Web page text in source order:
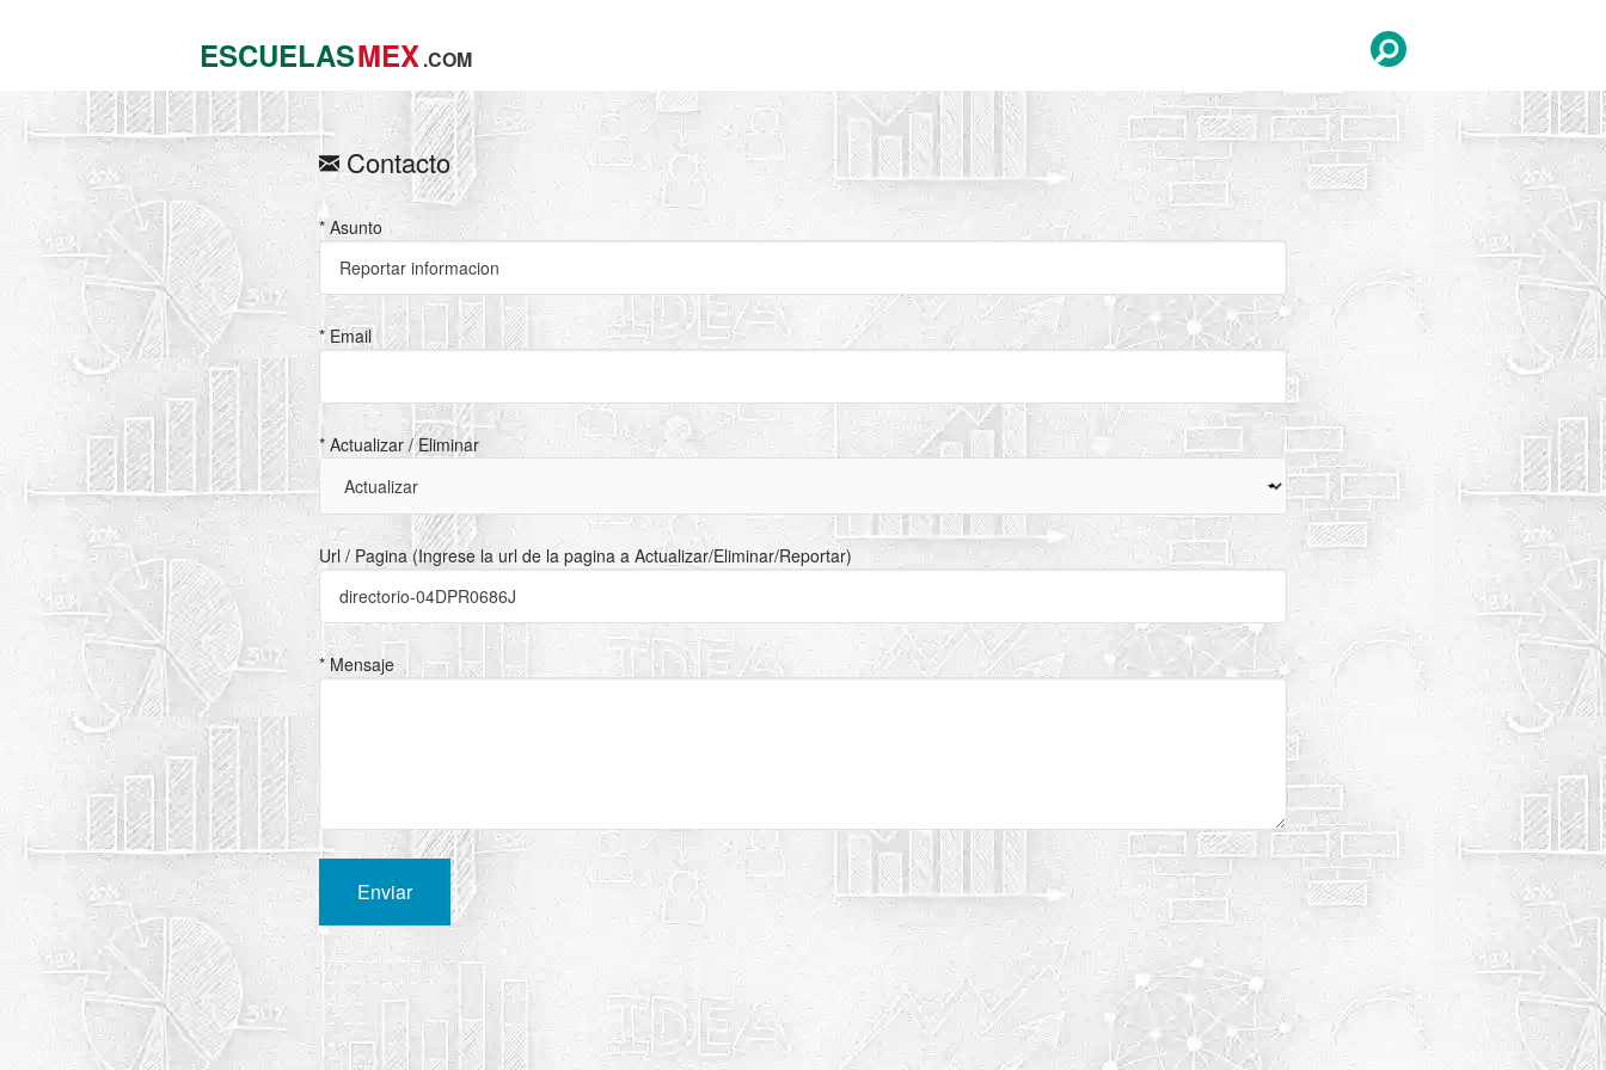
ESCUELASMEX.COM
Contacto
* Asunto
* Email
* Actualizar / Eliminar
Url / Pagina (Ingrese la url de la pagina a Actualizar/Eliminar/Reportar)
* Mensaje
Enviar